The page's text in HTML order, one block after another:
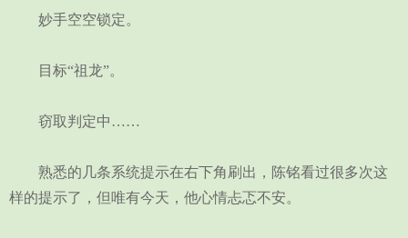
妙手空空锁定。
目标“祖龙”。
窃取判定中……
熟悉的几条系统提示在右下角刷出，陈铭看过很多次这
样的提示了，但唯有今天，他心情忐忑不安。